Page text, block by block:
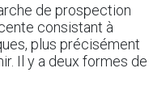
de prospection
consistant à
plus précisément
Il y a deux formes de